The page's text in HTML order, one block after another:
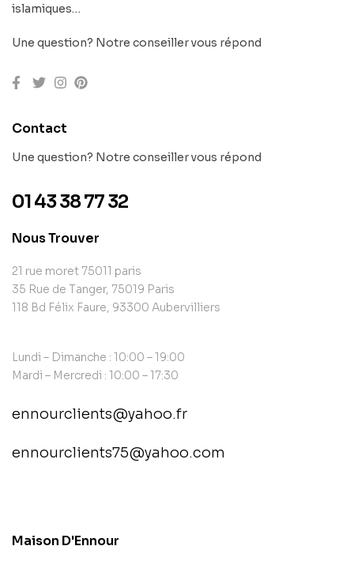
islamiques…
Une question? Notre conseiller vous répond
Contact
Une question? Notre conseiller vous répond
01 43 38 77 32
Nous Trouver
21 rue moret 75011 paris
35 Rue de Tanger, 75019 Paris
118 Bd Félix Faure, 93300 Aubervilliers
Lundi – Dimanche : 10:00 – 19:00
Mardi – Mercredi : 10:00 – 17:30
ennourclients@yahoo.fr
ennourclients75@yahoo.com
Maison D'Ennour